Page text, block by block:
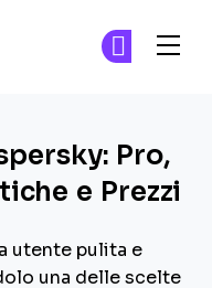
Pro,
e Prezzi
utente pulita e
una delle scelte